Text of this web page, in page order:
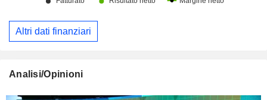
Altri dati finanziari
Analisi/Opinioni